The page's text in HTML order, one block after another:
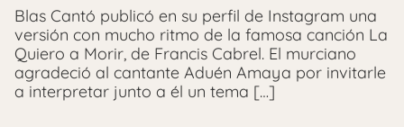
Blas Cantó publicó en su perfil de Instagram una
versión con mucho ritmo de la famosa canción La
Quiero a Morir, de Francis Cabrel. El murciano
agradeció al cantante Aduén Amaya por invitarle
a interpretar junto a él un tema […]